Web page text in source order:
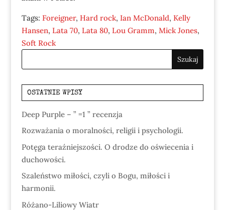
Tags: Foreigner, Hard rock, Ian McDonald, Kelly
Hansen, Lata 70, Lata 80, Lou Gramm, Mick Jones,
Soft Rock
OSTATNIE WPISY
Deep Purple – ” =1 ” recenzja
Rozważania o moralności, religii i psychologii.
Potęga teraźniejszości. O drodze do oświecenia i
duchowości.
Szaleństwo miłości, czyli o Bogu, miłości i
harmonii.
Różano-Liliowy Wiatr